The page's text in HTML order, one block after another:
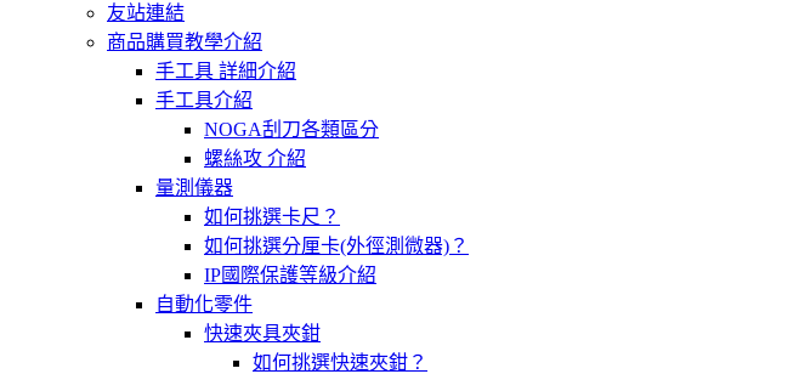
友站連結
商品購買教學介紹
手工具 詳細介紹
手工具介紹
NOGA刮刀各類區分
螺絲攻 介紹
量測儀器
如何挑選卡尺？
如何挑選分厘卡(外徑測微器)？
IP國際保護等級介紹
自動化零件
快速夾具夾鉗
如何挑選快速夾鉗？